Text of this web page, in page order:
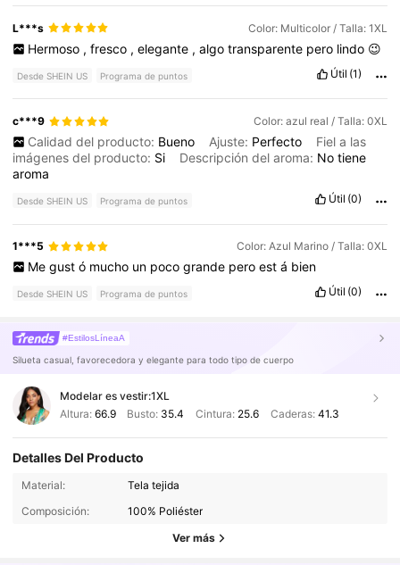
L***s Color: Multicolor / Talla: 1XL
Hermoso , fresco , elegante , algo transparente pero lindo 😉
Desde SHEIN US Programa de puntos Útil (1)
c***9 Color: azul real / Talla: 0XL
Calidad del producto: Bueno Ajuste: Perfecto
Fiel a las
imágenes del producto: Si Descripción del aroma: Notiene
aroma
Desde SHEIN US Programa de puntos Útil (0)
1***5 Color: Azul Marino / Talla: 0XL
Me gust ó mucho un poco grande pero est á bien
Desde SHEIN US Programa de puntos Útil (0)
#EstilosLíneaA
Silueta casual, favorecedora y elegante para todo tipo de cuerpo
Modelar es vestir:1XL
Altura: 66.9 Busto: 35.4 Cintura: 25.6 Caderas: 41.3
Detalles Del Producto
Material:
Tela tejida
Composición:
100% Poliéster
Ver más
604K Seguidores
604K Seguidores